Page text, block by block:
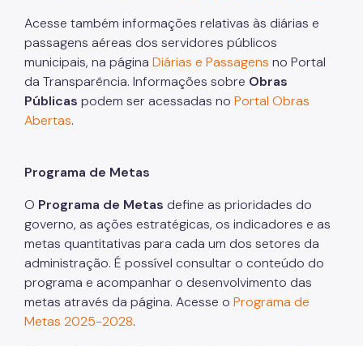
Acesse também informações relativas às diárias e
passagens aéreas dos servidores públicos
municipais, na página Diárias e Passagens no Portal
da Transparência. Informações sobre Obras
Públicas podem ser acessadas no Portal Obras
Abertas.
Programa de Metas
O Programa de Metas define as prioridades do
governo, as ações estratégicas, os indicadores e as
metas quantitativas para cada um dos setores da
administração. É possível consultar o conteúdo do
programa e acompanhar o desenvolvimento das
metas através da página. Acesse o Programa de
Metas 2025-2028.